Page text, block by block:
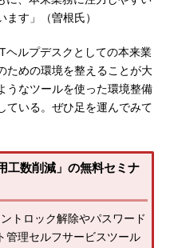
す」（曽根氏）
ルプデスクとしての本来業
ための環境を整えることが大
うなツールを使った環境整備
ている。ぜひ足を運んでみて
工数削減」の無料セミナ
トロック解除やパスワード
管理セルフサービスツール